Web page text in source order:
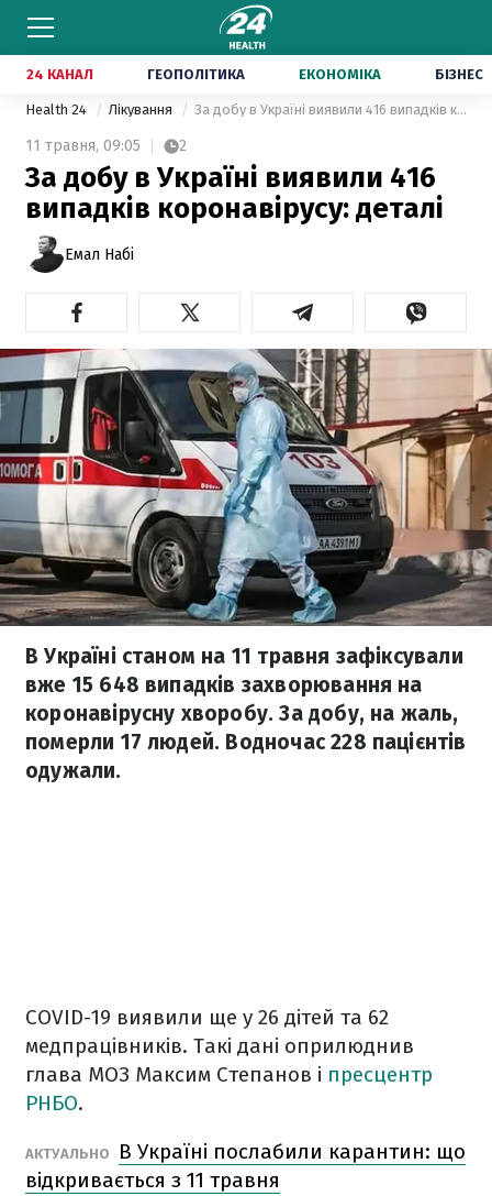
24 КАНАЛ ГЕОПОЛІТИКА ЕКОНОМІКА БІЗНЕС
Health 24 Лікування За добу в Україні виявили 416 випадків коронавірусу: деталі
11 травня, 09:05 2
За добу в Україні виявили 416
випадків коронавірусу: деталі
Емал Набі
В Україні станом на 11 травня зафіксували
вже 15 648 випадків захворювання на
коронавірусну хворобу. За добу, на жаль,
померли 17 людей. Водночас 228 пацієнтів
одужали.
COVID-19 виявили ще у 26 дітей та 62
медпрацівників. Такі дані оприлюднив
глава МОЗ Максим Степанов і пресцентр
РНБО.
АКТУАЛЬНО
В Україні послабили карантин: що
відкривається з 11 травня